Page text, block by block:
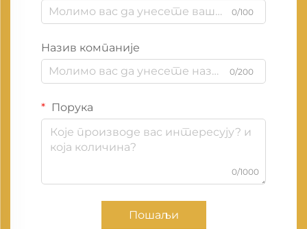
0/100
Назив компаније
0/200
Порука
0/1000
Пошаљи